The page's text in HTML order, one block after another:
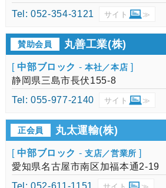
Tel: 052-354-3121
サイト ≫
賛助会員 丸善工業(株)
[中部ブロック - 本社／本店 ]
静岡県三島市長伏155-8
Tel: 055-977-2140
サイト ≫
正会員 丸太運輸(株)
[中部ブロック - 支店／営業所 ]
愛知県名古屋市南区加福本通2-19
Tel: 052-611-1151
サイト ≫